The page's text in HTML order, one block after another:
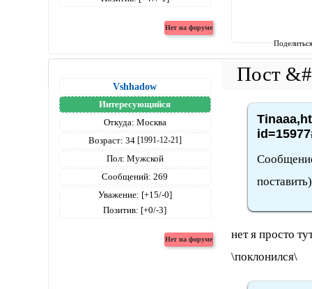
Vshhadow
Интересующийся
Откуда: Москва
Возраст: 34 [1991-12-21]
Пол: Мужской
Сообщений: 269
Уважение: [+15/-0]
Позитив: [+0/-3]
поставить)
нет я просто
\поклонился\